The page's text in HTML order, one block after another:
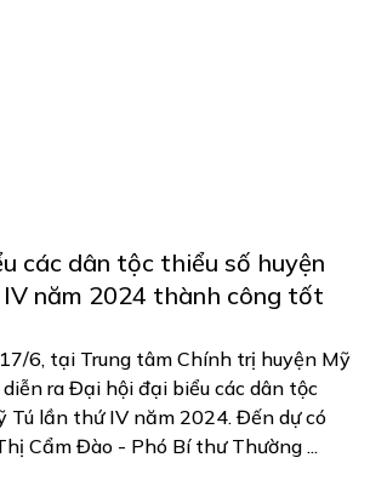
các dân tộc thiểu số huyện
năm 2024 thành công tốt
6, tại Trung tâm Chính trị huyện Mỹ
diễn ra Đại hội đại biểu các dân tộc
Tú lần thứ IV năm 2024. Đến dự có
Cẩm Đào - Phó Bí thư Thường ...